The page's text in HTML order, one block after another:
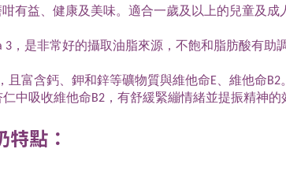
有益、健康及美味。適合一歲及以上的兒童及成
，是非常好的攝取油脂來源，不飽和脂肪酸有
且富含鈣、鉀和鋅等礦物質與維他命E、維他命
中吸收維他命B2，有舒緩緊繃情緒並提振精神的
點：